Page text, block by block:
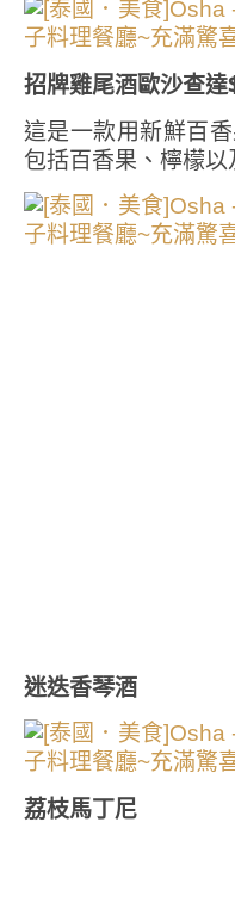
招牌雞尾酒歐沙查
這是一款用新鮮百
包括百香果、檸檬
迷迭香琴酒
荔枝馬丁尼